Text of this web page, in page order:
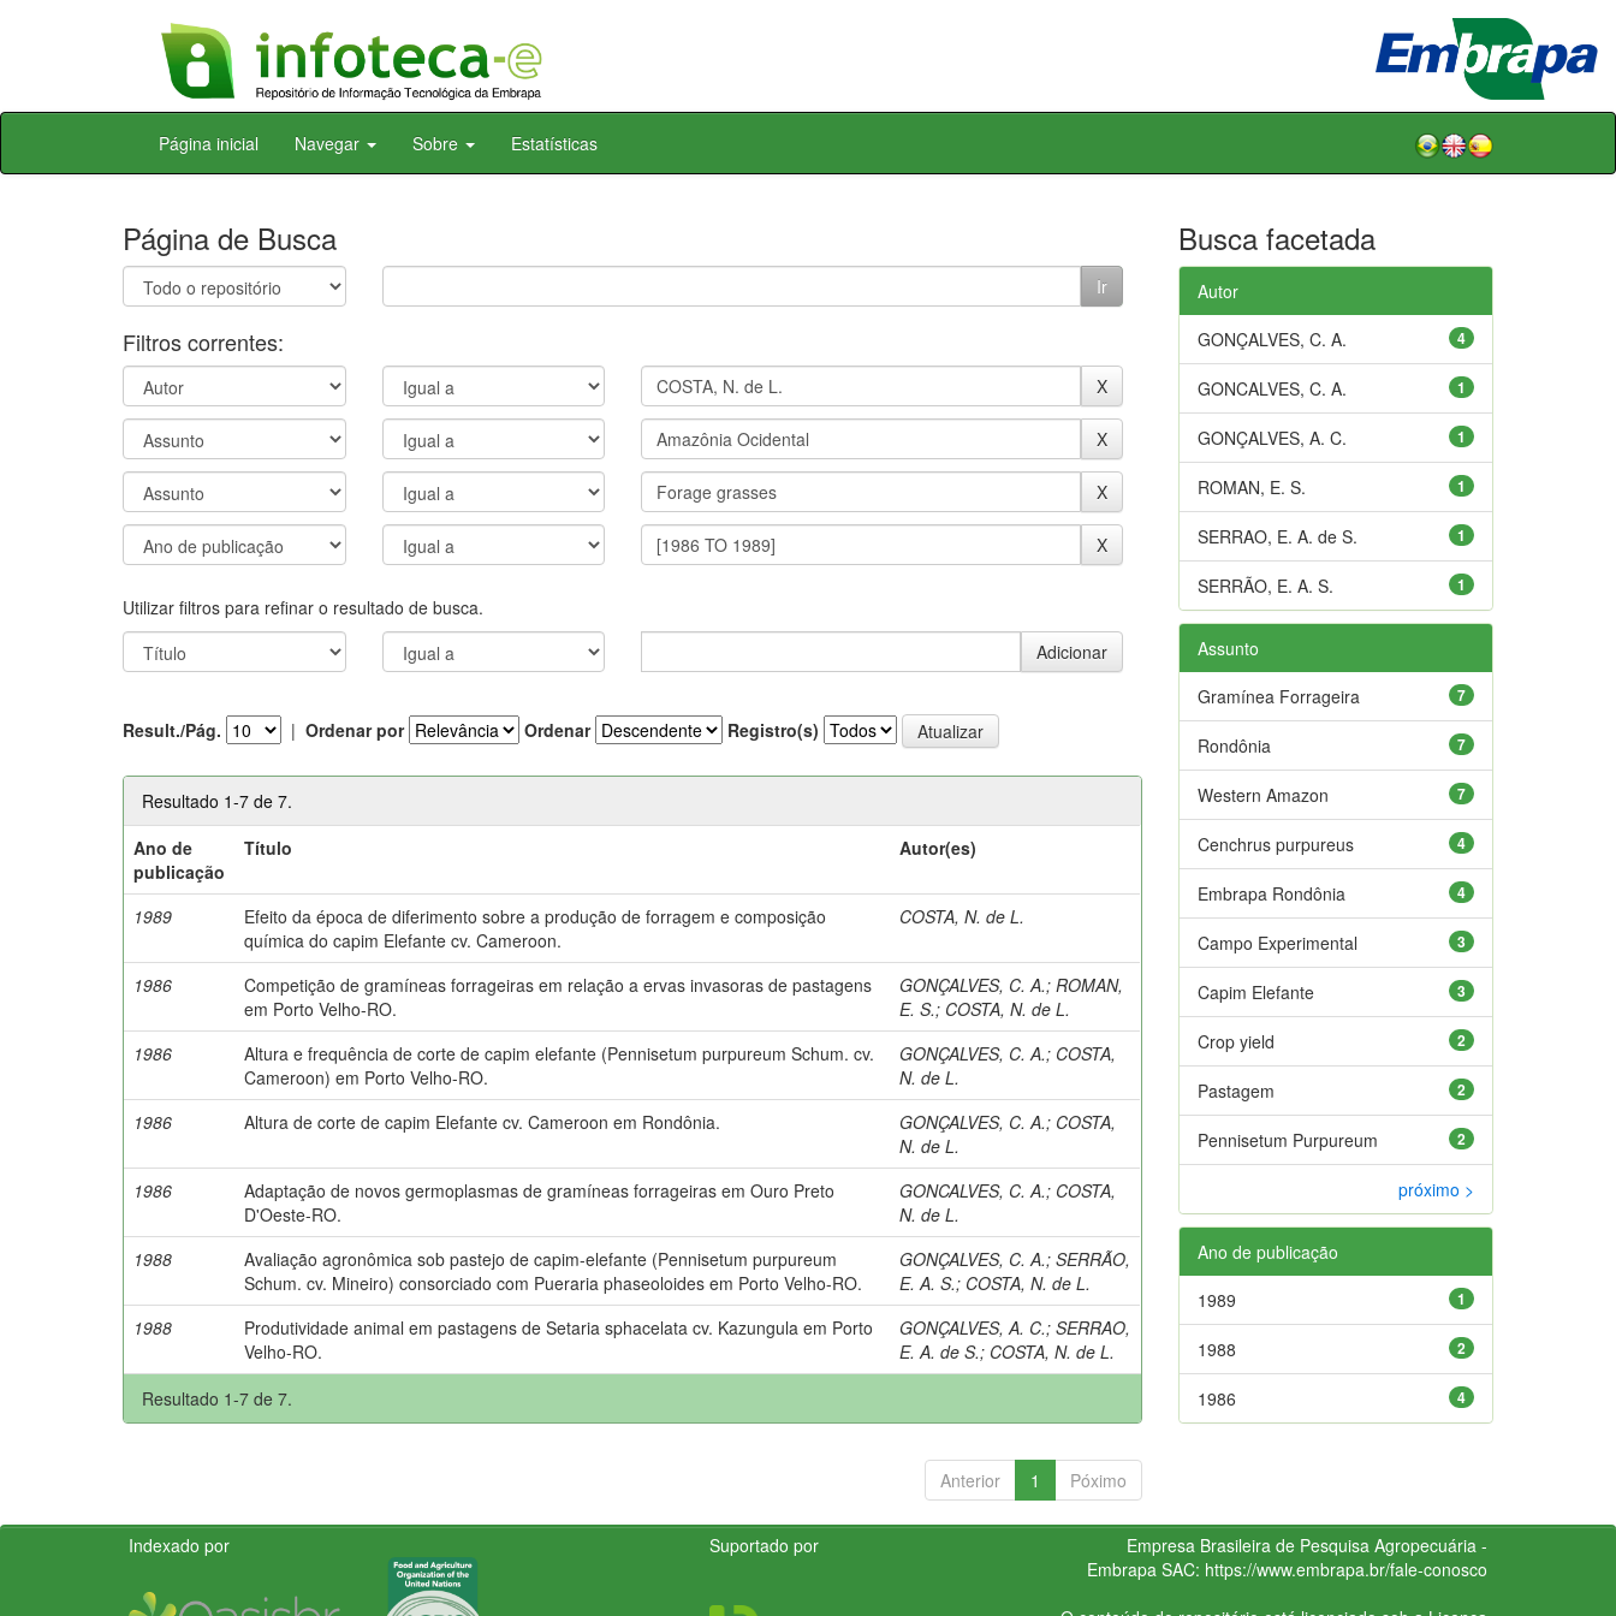
Skip
Página inicial Navegar Sobre Estatísticas
Página de Busca
Filtros correntes:
Utilizar filtros para refinar o resultado de busca.
Result./Pág. | Ordenar por Ordenar Registro(s)
Resultado 1-7 de 7.
Ano de
publicação
Título Autor(es)
1989
Efeito da época de diferimento sobre a produção de forragem e composição
química do capim Elefante cv. Cameroon.
COSTA, N. de L.
1986
Competição de gramíneas forrageiras em relação a ervas invasoras de pastagens
em Porto Velho-RO.
GONÇALVES, C. A.; ROMAN,
E. S.; COSTA, N. de L.
1986
Altura e frequência de corte de capim elefante (Pennisetum purpureum Schum. cv.
Cameroon) em Porto Velho-RO.
GONÇALVES, C. A.; COSTA,
N. de L.
1986
Altura de corte de capim Elefante cv. Cameroon em Rondônia. GONÇALVES, C. A.; COSTA,
N. de L.
1986
Adaptação de novos germoplasmas de gramíneas forrageiras em Ouro Preto
D'Oeste-RO.
GONCALVES, C. A.; COSTA,
N. de L.
1988
Avaliação agronômica sob pastejo de capim-elefante (Pennisetum purpureum
Schum. cv. Mineiro) consorciado com Pueraria phaseoloides em Porto Velho-RO.
GONÇALVES, C. A.;SERRÃO,
E. A. S.; COSTA, N. de L.
1988
Produtividade animal em pastagens de Setaria sphacelata cv. Kazungula em Porto
Velho-RO.
GONÇALVES, A. C.;SERRAO,
E. A. de S.; COSTA, N. de L.
Resultado 1-7 de 7.
Anterior 1 Póximo
Busca facetada
Autor
4
GONÇALVES, C. A.
1
GONCALVES, C. A.
1
GONÇALVES, A. C.
1
ROMAN, E. S.
1
SERRAO, E. A. de S.
1
SERRÃO, E. A. S.
Assunto
7
Gramínea Forrageira
7
Rondônia
7
Western Amazon
4
Cenchrus purpureus
4
Embrapa Rondônia
3
Campo Experimental
3
Capim Elefante
2
Crop yield
2
Pastagem
2
Pennisetum Purpureum
próximo >
Ano de publicação
1
1989
2
1988
4
1986
Indexado por Suportado por
Empresa Brasileira de Pesquisa Agropecuária -
Embrapa SAC: https://www.embrapa.br/fale-conosco